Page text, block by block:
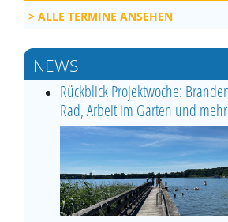
ALLE TERMINE ANSEHEN
NEWS
Rückblick Projektwoche:
Rad, Arbeit im Garten und mehr